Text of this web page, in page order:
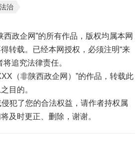
法治
西政企网”的所有作品，版权均属本网
转载。已经本网授权，必须注明“来
追究法律责任。
（非陕西政企网）”的作品，转载此
目的。
犯了您的合法权益，请作者持权属
及时更正、删除，谢谢。